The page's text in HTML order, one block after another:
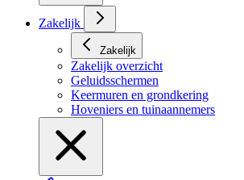
Zakelijk
Zakelijk
Zakelijk overzicht
Geluidsschermen
Keermuren en grondkering
Hoveniers en tuinaannemers